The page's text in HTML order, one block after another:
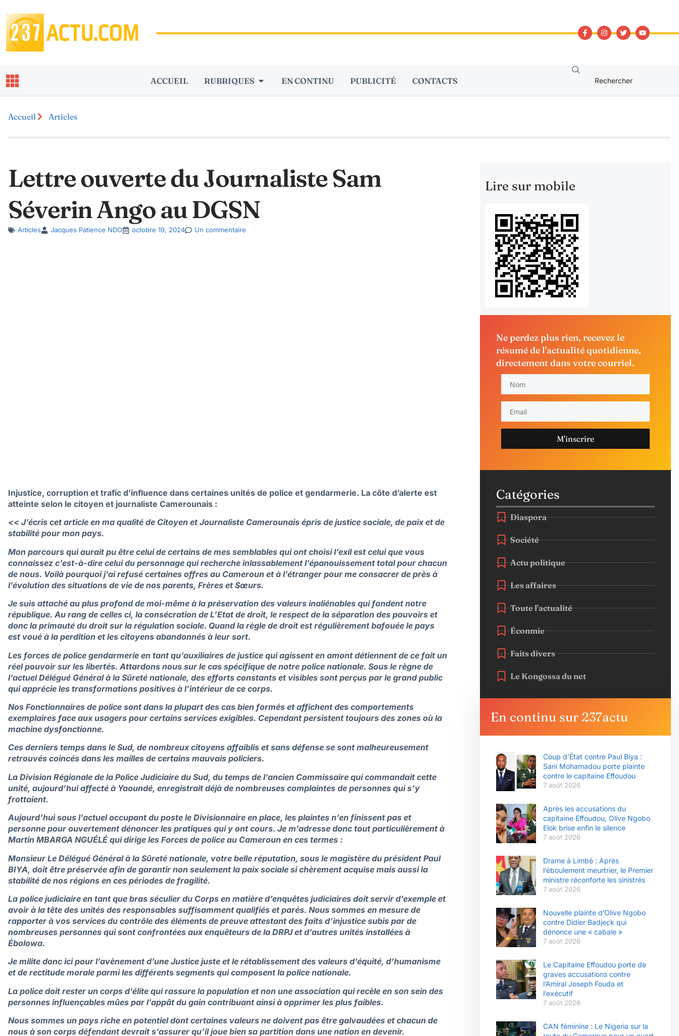
ACCUEIL RUBRIQUES EN CONTINU PUBLICITÉ CONTACTS
Accueil Articles
Lettre ouverte du Journaliste Sam
Séverin Ango au DGSN
Articles Jacques Patience NDO octobre 19, 2024 Un commentaire
Injustice, corruption et trafic d’influence dans certaines unités de police et gendarmerie. La côte d’alerte est
atteinte selon le citoyen et journaliste Camerounais :
<< J’écris cet article en ma qualité de Citoyen et Journaliste Camerounais épris de justice sociale, de paix et de
stabilité pour mon pays.
Mon parcours qui aurait pu être celui de certains de mes semblables qui ont choisi l’exil est celui que vous
connaissez c’est-à-dire celui du personnage qui recherche inlassablement l’épanouissement total pour chacun
de nous. Voilà pourquoi j’ai refusé certaines offres au Cameroun et à l’étranger pour me consacrer de près à
l’évolution des situations de vie de nos parents, Frères et Sœurs.
Je suis attaché au plus profond de moi-même à la préservation des valeurs inaliénables qui fondent notre
république. Au rang de celles ci, la consécration de L’Etat de droit, le respect de la séparation des pouvoirs et
donc la primauté du droit sur la régulation sociale. Quand la règle de droit est régulièrement bafouée le pays
est voué à la perdition et les citoyens abandonnés à leur sort.
Les forces de police gendarmerie en tant qu’auxiliaires de justice qui agissent en amont détiennent de ce fait un
réel pouvoir sur les libertés. Attardons nous sur le cas spécifique de notre police nationale. Sous le règne de
l’actuel Délégué Général à la Sûreté nationale, des efforts constants et visibles sont perçus par le grand public
qui apprécie les transformations positives à l’intérieur de ce corps.
Nos Fonctionnaires de police sont dans la plupart des cas bien formés et affichent des comportements
exemplaires face aux usagers pour certains services exigibles. Cependant persistent toujours des zones où la
machine dysfonctionne.
Ces derniers temps dans le Sud, de nombreux citoyens affaiblis et sans défense se sont malheureusement
retrouvés coincés dans les mailles de certains mauvais policiers.
La Division Régionale de la Police Judiciaire du Sud, du temps de l’ancien Commissaire qui commandait cette
unité, aujourd’hui affecté à Yaoundé, enregistrait déjà de nombreuses complaintes de personnes qui s’y
frottaient.
Aujourd’hui sous l’actuel occupant du poste le Divisionnaire en place, les plaintes n’en finissent pas et
personne pour ouvertement dénoncer les pratiques qui y ont cours. Je m’adresse donc tout particulièrement à
Martin MBARGA NGUÉLÉ qui dirige les Forces de police au Cameroun en ces termes :
Monsieur Le Délégué Général à la Sûreté nationale, votre belle réputation, sous le magistère du président Paul
BIYA, doit être préservée afin de garantir non seulement la paix sociale si chèrement acquise mais aussi la
stabilité de nos régions en ces périodes de fragilité.
La police judiciaire en tant que bras séculier du Corps en matière d’enquêtes judiciaires doit servir d’exemple et
avoir à la tête des unités des responsables suffisamment qualifiés et parés. Nous sommes en mesure de
rapporter à vos services du contrôle des éléments de preuve attestant des faits d’injustice subis par de
nombreuses personnes qui sont confrontées aux enquêteurs de la DRPJ et d’autres unités installées à
Ébolowa.
Je milite donc ici pour l’avènement d’une Justice juste et le rétablissement des valeurs d’équité, d’humanisme
et de rectitude morale parmi les différents segments qui composent la police nationale.
La police doit rester un corps d’élite qui rassure la population et non une association qui recèle en son sein des
personnes influençables mûes par l’appât du gain contribuant ainsi à opprimer les plus faibles.
Nous sommes un pays riche en potentiel dont certaines valeurs ne doivent pas être galvaudées et chacun de
nous à son corps défendant devrait s’assurer qu’il joue bien sa partition dans une nation en devenir.
Lire sur mobile
Ne perdez plus rien, recevez le
résumé de l'actualité quotidienne,
directement dans votre courriel.
M'inscrire
Catégories
Diaspora
Société
Actu politique
Les affaires
Toute l'actualité
Éconmie
Faits divers
Le Kongossa du net
En continu sur 237actu
Coup d’État contre Paul Biya :
Sani Mohamadou porte plainte
contre le capitaine Effoudou
7 août 2026
Après les accusations du
capitaine Effoudou, Olive Ngobo
Elok brise enfin le silence
7 août 2026
Drame à Limbé : Après
l’éboulement meurtrier, le Premier
ministre réconforte les sinistrés
7 août 2026
Nouvelle plainte d’Olive Ngobo
contre Didier Badjeck qui
dénonce une « cabale »
7 août 2026
Le Capitaine Effoudou porte de
graves accusations contre
l’Amiral Joseph Fouda et
l’exécutif
7 août 2026
CAN féminine : Le Nigeria sur la